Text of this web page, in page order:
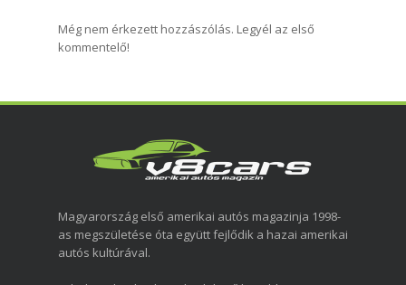
Még nem érkezett hozzászólás. Legyél az első
kommentelő!
Magyarország első amerikai autós magazinja 1998-
as megszületése óta együtt fejlődik a hazai amerikai
autós kultúrával.